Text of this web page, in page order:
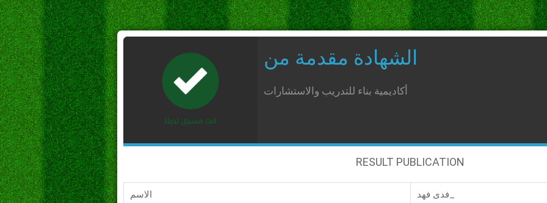
الشهادة مقدمة من
أكاديمية بناء للتدريب والاستشارات
RESULT PUBLICATION
الاسم